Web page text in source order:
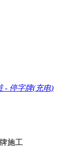
- 停字牌(充电)
施工